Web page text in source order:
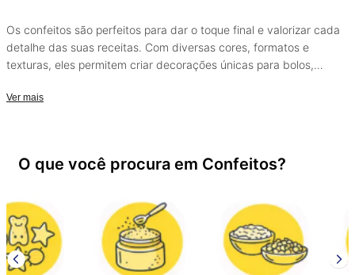
Os confeitos são perfeitos para dar o toque final e valorizar cada
detalhe das suas receitas. Com diversas cores, formatos e
texturas, eles permitem criar decorações únicas para bolos,
ideais tanto para o dia a dia quanto para produções mais
Ver mais
O que você procura em Confeitos?